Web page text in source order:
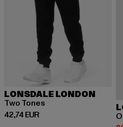
LONSDALE LONDON
Two Tones
42,74 EUR
Prix courant: 42,74 EUR